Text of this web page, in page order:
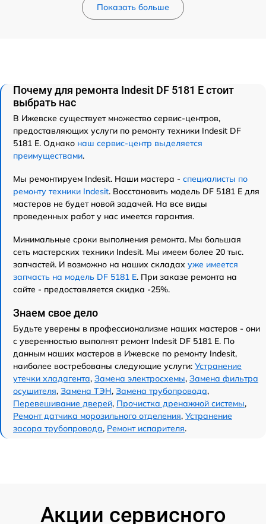
Показать больше
Почему для ремонта Indesit DF 5181 E стоит
выбрать нас
В Ижевске существует множество сервис-центров,
предоставляющих услуги по ремонту техники Indesit DF
5181 E. Однако наш сервис-центр выделяется
преимуществами.
Мы ремонтируем Indesit. Наши мастера - специалисты по
ремонту техники Indesit. Восстановить модель DF 5181 E для
мастеров не будет новой задачей. На все виды
проведенных работ у нас имеется гарантия.
Минимальные сроки выполнения ремонта. Мы большая
сеть мастерских техники Indesit. Мы имеем более 20 тыс.
запчастей. И возможно на наших складах уже имеется
запчасть на модель DF 5181 E. При заказе ремонта на
сайте - предоставляется скидка -25%.
Знаем свое дело
Будьте уверены в профессионализме наших мастеров - они
с уверенностью выполнят ремонт Indesit DF 5181 E. По
данным наших мастеров в Ижевске по ремонту Indesit,
наиболее востребованы следующие услуги: Устранение
утечки хладагента, Замена электросхемы, Замена фильтра
осушителя, Замена ТЭН, Замена трубопровода,
Перевешивание дверей, Прочистка дренажной системы,
Ремонт датчика морозильного отделения, Устранение
засора трубопровода, Ремонт испарителя.
Акции сервисного